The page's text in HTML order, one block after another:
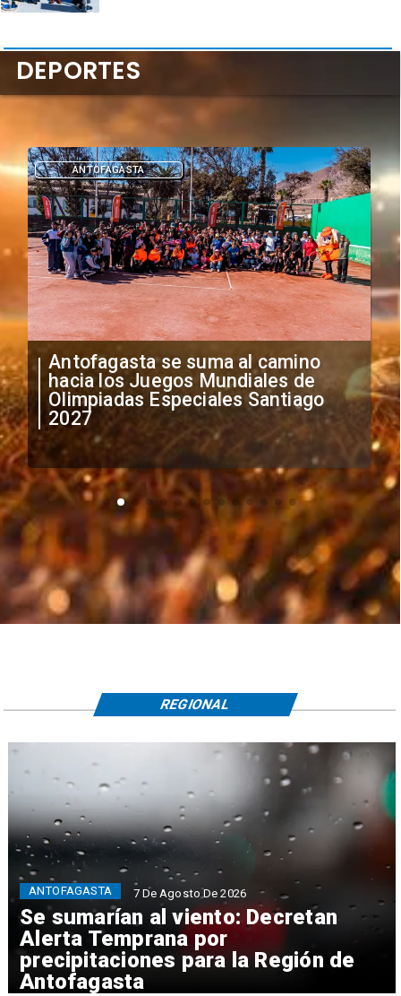
"Falta de profesionalismo": Sifup
anuncia medidas por situación
irregular de futbolistas
extranjeros
DEPORTES
DEPORTES
Se sumarían al viento: Decretan
Alerta Temprana por
precipitaciones para la Región de
Antofagasta
ANTOFAGASTA 7 De Agosto De 2026
REGIONAL